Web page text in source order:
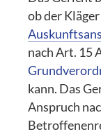
ob der
nach Art. 15
kann. Das
Anspruch